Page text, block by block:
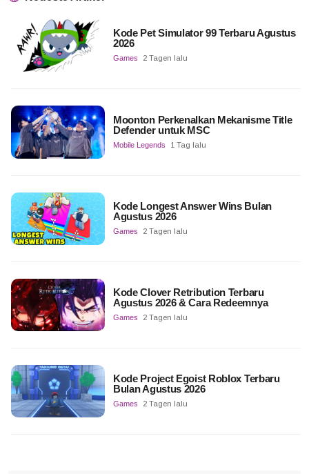
Kode Pet Simulator 99 Terbaru Agustus
2026
Games 2 Tagen lalu
Moonton Perkenalkan Mekanisme Title
Defender untuk MSC
Mobile Legends 1 Tag lalu
Kode Longest Answer Wins Bulan
Agustus 2026
Games 2 Tagen lalu
Kode Clover Retribution Terbaru
Agustus 2026 & Cara Redeemnya
Games 2 Tagen lalu
Kode Project Egoist Roblox Terbaru
Bulan Agustus 2026
Games 2 Tagen lalu